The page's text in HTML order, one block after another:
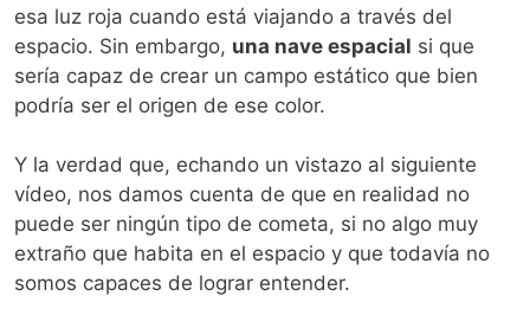
esa luz roja cuando está viajando a través del
espacio. Sin embargo, una nave espacial si que
sería capaz de crear un campo estático que bien
podría ser el origen de ese color.
Y la verdad que, echando un vistazo al siguiente
vídeo, nos damos cuenta de que en realidad no
puede ser ningún tipo de cometa, si no algo muy
extraño que habita en el espacio y que todavía no
somos capaces de lograr entender.